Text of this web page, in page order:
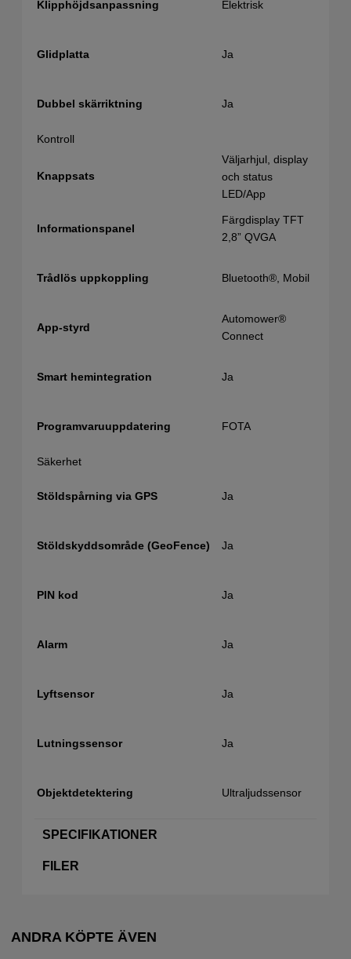
Klipphöjdsanpassning Elektrisk
Glidplatta Ja
Dubbel skärriktning Ja
Kontroll
Knappsats
Väljarhjul, display
och status
LED/App
Informationspanel
Färgdisplay TFT
2,8” QVGA
Trådlös uppkoppling Bluetooth®, Mobil
App-styrd
Automower®
Connect
Smart hemintegration Ja
Programvaruuppdatering FOTA
Säkerhet
Stöldspårning via GPS Ja
Stöldskyddsområde (GeoFence) Ja
PIN kod Ja
Alarm Ja
Lyftsensor Ja
Lutningssensor Ja
Objektdetektering Ultraljudssensor
SPECIFIKATIONER
FILER
ANDRA KÖPTE ÄVEN